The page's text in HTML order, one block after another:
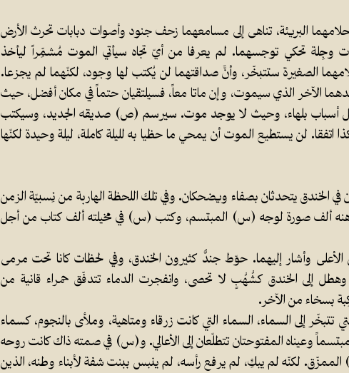
البريئة، تناهى إلى مسامعهما زحف جنود وأصوات دبابات تحرث الأرض
وجِلة تحكي توجسهما. لم يعرفا من أيّ تجاه سيأتي الموت مُشمِّراً ليأخذ
الصغيرة ستتبخّر، وأنَّ صداقتهما لن يُكتب لها وجود، لكنّهما لم يجزعا.
الآخر الذي سيموت، وإن ماتا معاً، فسيلتقيان حتماً في مكان أفضل، حيث
أسباب بلهاء، وحيث لا يوجد موت. سيرسم (ص) صديقه الجديد، وسيكتب
لن يستطيع الموت أن يمحي ما حظيا به لليلة كاملة، ليلة وحيدة لكنّها
في الخندق يتحدثان بصفاء ويضحكان. وفي تلك اللحظة الهاربة من نِسبيّة الزمن
ألف صورة لوجه (س) المبتسم، وكتب (س) في مخيلته ألف كتاب من أجل
وأشار إليهما. حوّط جندٌ كثيرون الخندق، وفي لحظات كانا تحت مرمى
إلى الخندق كشُهُبٍ لا تحصى، وانفجرت الدماء تتدفّق حمراء قانية من
بسخاء من الآخر.
إلى السماء، السماء التي كانت زرقاء ومتاهية، وملأى بالنجوم، كسماء
وعيناه المفتوحتان تتطلّعان إلى الأعالي. و(س) في صمته ذاك كانت روحه
لكنّه لم يبكِ، لم يرفع رأسه، لم ينبس ببنت شفة لأبناء وطنه، الذين